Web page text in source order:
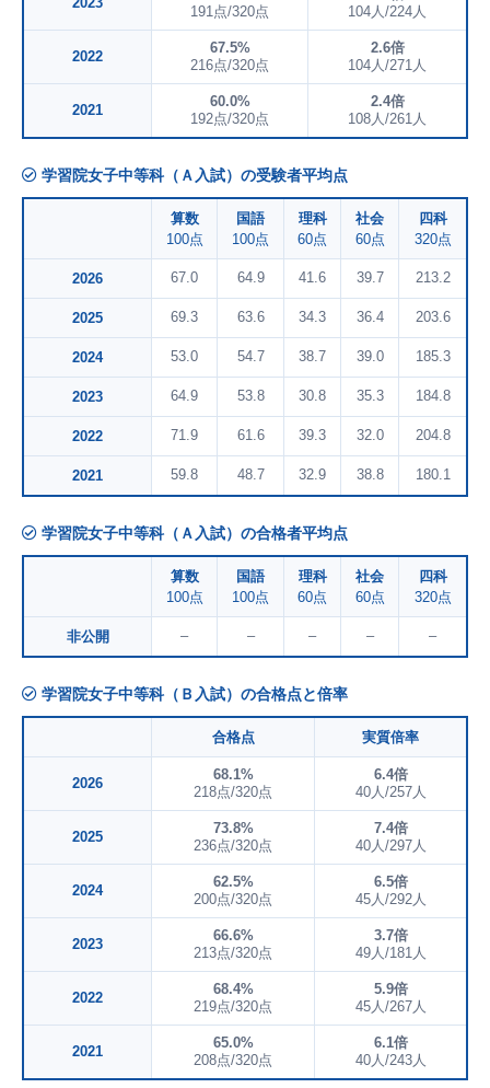
191点/320点
104人/224人
2022
67.5%
216点/320点
2.6倍
104人/271人
2021
60.0%
192点/320点
2.4倍
108人/261人
学習院女子中等科（Ａ入試）の受験者平均点
算数
100点
国語
100点
理科
60点
社会
60点
四科
320点
2026 67.0 64.9 41.6 39.7 213.2
2025 69.3 63.6 34.3 36.4 203.6
2024 53.0 54.7 38.7 39.0 185.3
2023 64.9 53.8 30.8 35.3 184.8
2022 71.9 61.6 39.3 32.0 204.8
2021 59.8 48.7 32.9 38.8 180.1
学習院女子中等科（Ａ入試）の合格者平均点
算数
100点
国語
100点
理科
60点
社会
60点
四科
320点
非公開 – – – – –
学習院女子中等科（Ｂ入試）の合格点と倍率
合格点 実質倍率
2026
68.1%
218点/320点
6.4倍
40人/257人
2025
73.8%
236点/320点
7.4倍
40人/297人
2024
62.5%
200点/320点
6.5倍
45人/292人
2023
66.6%
213点/320点
3.7倍
49人/181人
2022
68.4%
219点/320点
5.9倍
45人/267人
2021
65.0%
208点/320点
6.1倍
40人/243人